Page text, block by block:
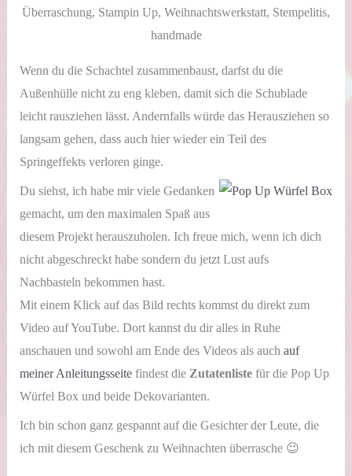
Wenn du die Schachtel zusammenbaust, darfst du die
Außenhülle nicht zu eng kleben, damit sich die Schublade
leicht rausziehen lässt. Andernfalls würde das Herausziehen so
langsam gehen, dass auch hier wieder ein Teil des
Springeffekts verloren ginge.
Du siehst, ich habe mir viele Gedanken
gemacht, um den maximalen Spaß aus
diesem Projekt herauszuholen. Ich freue mich, wenn ich dich
nicht abgeschreckt habe sondern du jetzt Lust aufs
Nachbasteln bekommen hast.
Mit einem Klick auf das Bild rechts kommst du direkt zum
Video auf YouTube. Dort kannst du dir alles in Ruhe
anschauen und sowohl am Ende des Videos als auch auf
meiner Anleitungsseitefindest die Zutatenlistefür die Pop Up
Würfel Box und beide Dekovarianten.
Ich bin schon ganz gespannt auf die Gesichter der Leute, die
ich mit diesem Geschenk zu Weihnachten überrasche 😉